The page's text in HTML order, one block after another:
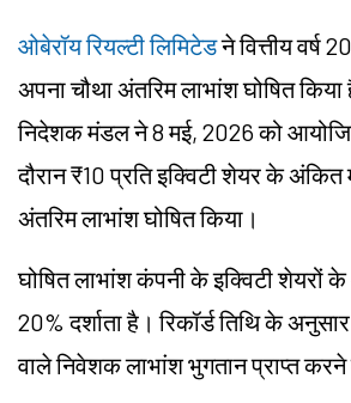
ओबेरॉय रियल्टी लिमिटेडने वित्तीय वर्ष
अपना चौथा अंतरिम लाभांश घोषित
निदेशक मंडल ने 8 मई, 2026 को
दौरान ₹10 प्रति इक्विटी शेयर के
अंतरिम लाभांश घोषित किया।
घोषित लाभांश कंपनी के इक्विटी शेयरों
20% दर्शाता है। रिकॉर्ड तिथि के
वाले निवेशक लाभांश भुगतान प्राप्त करने